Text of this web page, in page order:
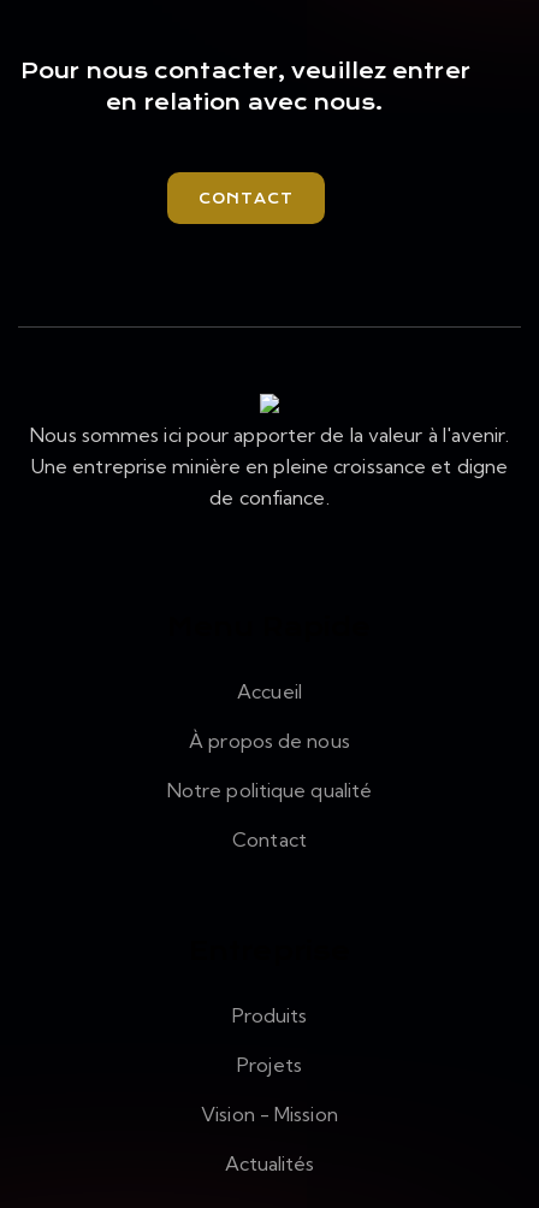
Pour nous contacter, veuillez entrer
en relation avec nous.
CONTACT
Nous sommes ici pour apporter de la valeur à l'avenir.
Une entreprise minière en pleine croissance et digne
de confiance.
Accueil
À propos de nous
Notre politique qualité
Contact
Produits
Projets
Vision - Mission
Actualités